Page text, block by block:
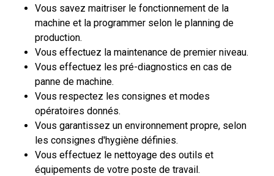
Vous savez maitriser le fonctionnement de la
machine et la programmer selon le planning de
production.
Vous effectuez la maintenance de premier niveau.
Vous effectuez les pré-diagnostics en cas de
panne de machine.
Vous respectez les consignes et modes
opératoires donnés.
Vous garantissez un environnement propre, selon
les consignes d'hygiène définies.
Vous effectuez le nettoyage des outils et
équipements de votre poste de travail.